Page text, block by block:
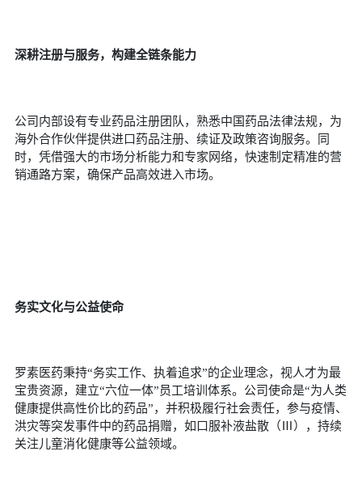
深耕注册与服务，构建全链条能力
公司内部设有专业药品注册团队，熟悉中国药品法律法规，为
海外合作伙伴提供进口药品注册、续证及政策咨询服务。同
时，凭借强大的市场分析能力和专家网络，快速制定精准的营
销通路方案，确保产品高效进入市场。
务实文化与公益使命
罗素医药秉持“务实工作、执着追求”的企业理念，视人才为最
宝贵资源，建立“六位一体”员工培训体系。公司使命是“为人类
健康提供高性价比的药品”，并积极履行社会责任，参与疫情、
洪灾等突发事件中的药品捐赠，如口服补液盐散（Ⅲ），持续
关注儿童消化健康等公益领域。